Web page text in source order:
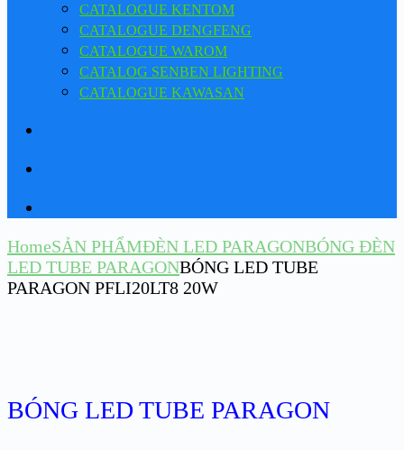
CATALOGUE KENTOM
CATALOGUE DENGFENG
CATALOGUE WAROM
CATALOG SENBEN LIGHTING
CATALOGUE KAWASAN
HomeSẢN PHẨMĐÈN LED PARAGONBÓNG ĐÈN
LED TUBE PARAGONBÓNG LED TUBE
PARAGON PFLI20LT8 20W
BÓNG LED TUBE PARAGON